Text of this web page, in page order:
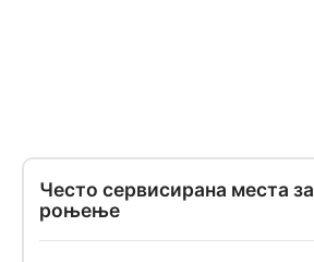
Често сервисирана места за
роњење